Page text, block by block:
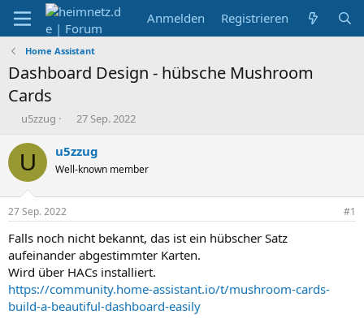
Anmelden Registrieren
Home Assistant
Dashboard Design - hübsche Mushroom
Cards
E
s
e
r
u5zzug
E
s
t
e
t
a
27 Sep. 2022
U u5zzug
Well-known member
27 Sep. 2022 #1
Falls noch nicht bekannt, das ist ein hübscher Satz
aufeinander abgestimmter Karten.
Wird über HACs installiert.
https://community.home-assistant.io/t/mushroom-cards-
build-a-beautiful-dashboard-easily